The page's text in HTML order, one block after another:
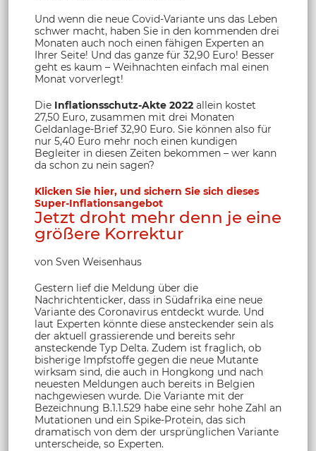
Und wenn die neue Covid-Variante uns das Leben
schwer macht, haben Sie in den kommenden drei
Monaten auch noch einen fähigen Experten an
Ihrer Seite! Und das ganze für 32,90 Euro! Besser
geht es kaum – Weihnachten einfach mal einen
Monat vorverlegt!
Die Inflationsschutz-Akte 2022 allein kostet
27,50 Euro, zusammen mit drei Monaten
Geldanlage-Brief 32,90 Euro. Sie können also für
nur 5,40 Euro mehr noch einen kundigen
Begleiter in diesen Zeiten bekommen – wer kann
da schon zu nein sagen?
Klicken Sie hier, und sichern Sie sich dieses
Super-Inflationsangebot
Jetzt droht mehr denn je eine
größere Korrektur
von Sven Weisenhaus
Gestern lief die Meldung über die
Nachrichtenticker, dass in Südafrika eine neue
Variante des Coronavirus entdeckt wurde. Und
laut Experten könnte diese ansteckender sein als
der aktuell grassierende und bereits sehr
ansteckende Typ Delta. Zudem ist fraglich, ob
bisherige Impfstoffe gegen die neue Mutante
wirksam sind, die auch in Hongkong und nach
neuesten Meldungen auch bereits in Belgien
nachgewiesen wurde. Die Variante mit der
Bezeichnung B.1.1.529 habe eine sehr hohe Zahl an
Mutationen und ein Spike-Protein, das sich
dramatisch von dem der ursprünglichen Variante
unterscheide, so Experten.